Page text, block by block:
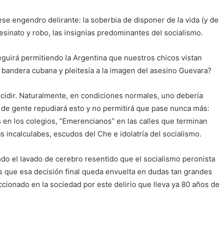
engendro delirante: la soberbia de disponer de la vida (y de
y robo, las insignias predominantes del socialismo.
permitiendo la Argentina que nuestros chicos vistan
cubana y pleitesía a la imagen del asesino Guevara?
Naturalmente, en condiciones normales, uno debería
gente repudiará esto y no permitirá que pase nunca más:
los colegios, “Emerencianos” en las calles que terminan
incalculabes, escudos del Che e idolatría del socialismo.
el lavado de cerebro resentido que el socialismo peronista
que esa decisión final queda envuelta en dudas tan grandes
en la sociedad por este delirio que lleva ya 80 años de